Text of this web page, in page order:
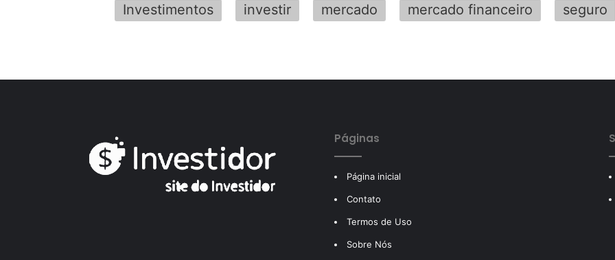
Investimentos
investir mercado mercado financeiro seguro
Páginas
Página inicial
Contato
Termos de Uso
Sobre Nós